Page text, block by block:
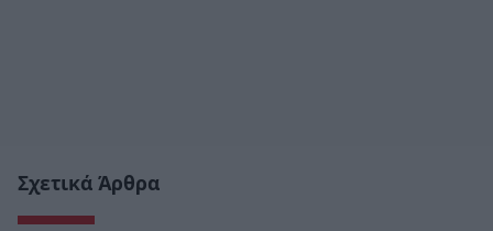
Σχετικά Άρθρα